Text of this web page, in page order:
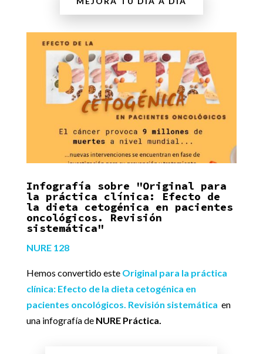
Infografía sobre "Original para
la práctica clínica: Efecto de
la dieta cetogénica en pacientes
oncológicos. Revisión
sistemática"
NURE 128
Hemos convertido este Original para la práctica
clínica: Efecto de la dieta cetogénica en
pacientes oncológicos. Revisión sistemática en
una infografía de NURE Práctica.